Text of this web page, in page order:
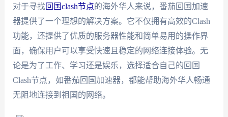
对于寻找回国clash节点的海外华人来说，番茄回国加速
器提供了一个理想的解决方案。它不仅拥有高效的Clash
功能，还提供了优质的服务器性能和简单易用的操作界
面，确保用户可以享受快速且稳定的网络连接体验。无
论是为了工作、学习还是娱乐，选择适合自己的回国
Clash节点，如番茄回国加速器，都能帮助海外华人畅通
无阻地连接到祖国的网络。